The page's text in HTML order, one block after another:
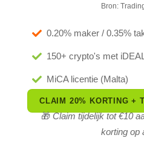
Bron:
0.20% maker / 0.35%
150+ crypto's met
MiCA licentie (Malta)
CLAIM 20% KORTING +
🎁Claim tijdelijk tot €10
korting op